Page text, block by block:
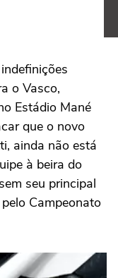
o Vasco,
Estádio Mané
que o novo
ainda não está
à beira do
seu principal
Campeonato